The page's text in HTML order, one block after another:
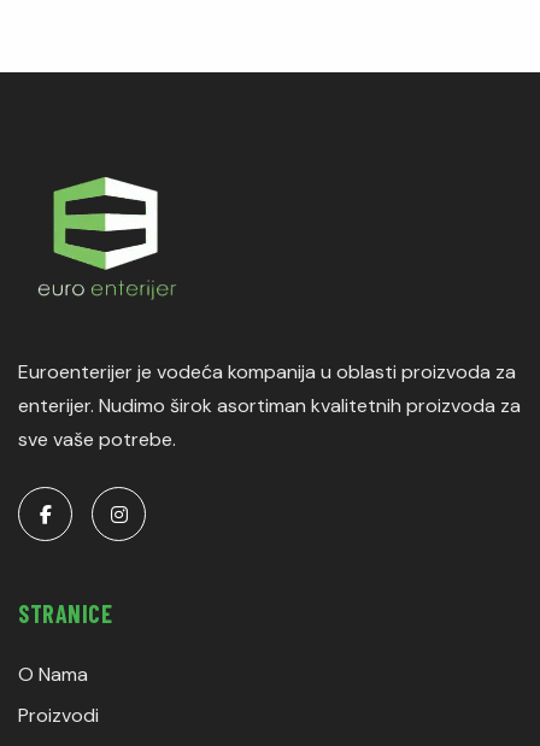
Euroenterijer je vodeća kompanija u oblasti proizvoda za
enterijer. Nudimo širok asortiman kvalitetnih proizvoda za
sve vaše potrebe.
STRANICE
O Nama
Proizvodi